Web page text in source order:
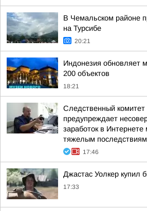
В Чемальском районе
на Турсибе
20:21
Индонезия обновляет
200 объектов
18:21
Следственный комитет
предупреждает
заработок в Интернете
тяжелым последствиям
17:46
Джастас Уолкер купил
17:33